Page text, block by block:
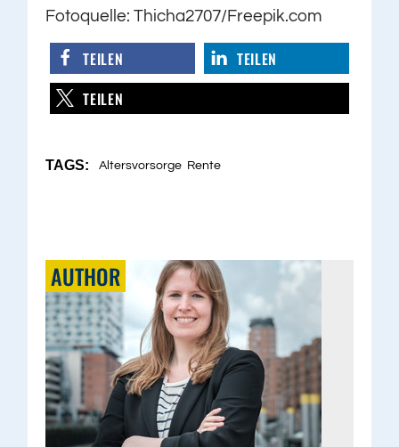
Fotoquelle: Thicha2707/Freepik.com
TEILEN
TEILEN
TEILEN
TAGS: Altersvorsorge Rente
AUTHOR